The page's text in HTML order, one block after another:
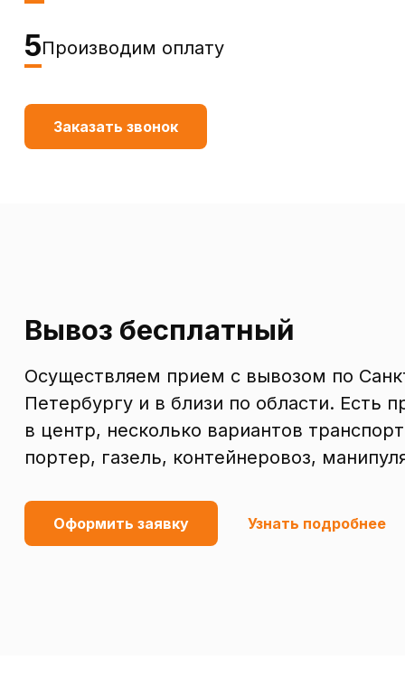
5Производим оплату
Заказать звонок
Вывоз бесплатный
Осуществляем прием с вывозом по
Петербургу и в близи по области. Есть
в центр, несколько вариантов
портер, газель, контейнеровоз,
Оформить заявку Узнать подробнее